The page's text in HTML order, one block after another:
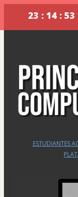
23 : 14 : 53
ESTUDIANTES